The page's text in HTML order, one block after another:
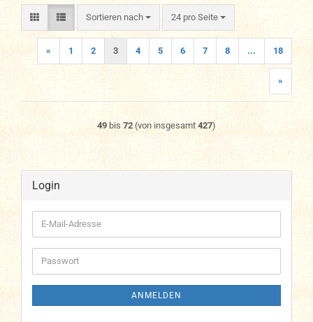
Sortieren nach
Sortieren nach 24 pro Seite
pro Seite
« 1 2 3 4 5 6 7 8 ... 18
»
49 bis72 (von insgesamt 427)
Login
E-
Mail-
Adresse
Passwort
ANMELDEN